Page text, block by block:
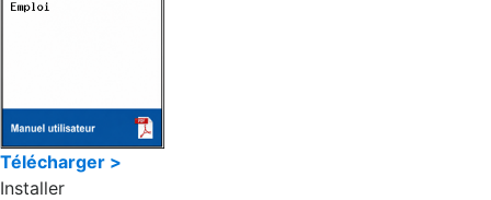
Télécharger >
Installer